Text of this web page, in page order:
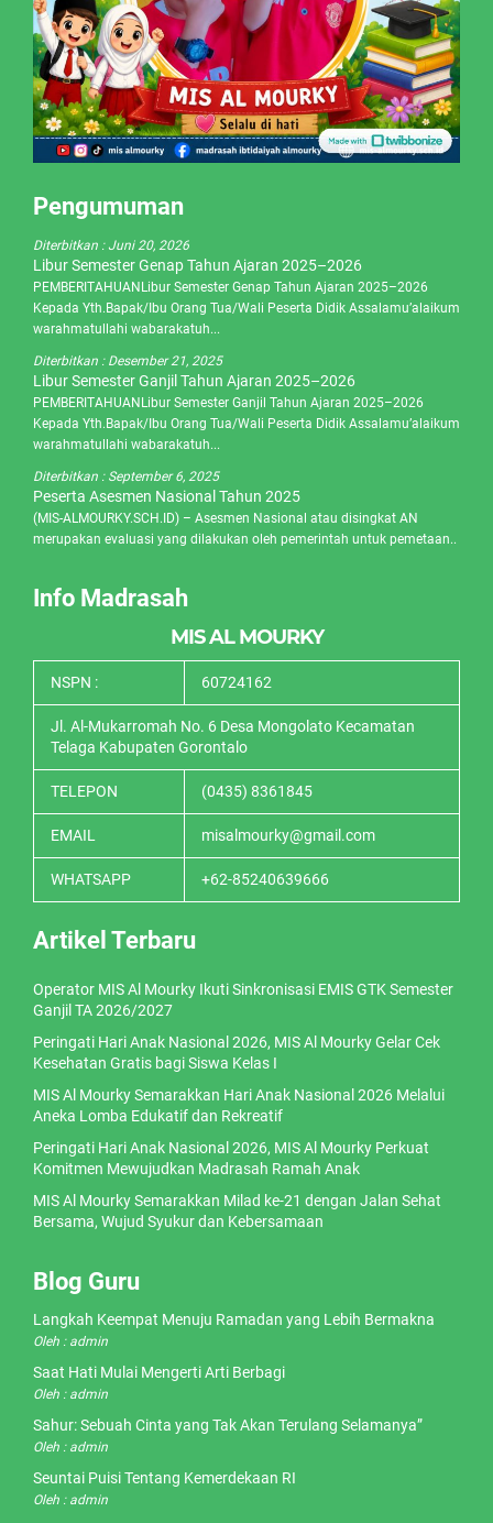
Pengumuman
Diterbitkan :Juni 20, 2026
Libur Semester Genap Tahun Ajaran 2025–2026
PEMBERITAHUANLibur Semester Genap Tahun Ajaran 2025–2026
Kepada Yth.Bapak/Ibu Orang Tua/Wali Peserta Didik Assalamu’alaikum
warahmatullahi wabarakatuh...
Diterbitkan : Desember 21, 2025
Libur Semester Ganjil Tahun Ajaran 2025–2026
PEMBERITAHUANLibur Semester Ganjil Tahun Ajaran 2025–2026
Kepada Yth.Bapak/Ibu Orang Tua/Wali Peserta Didik Assalamu’alaikum
warahmatullahi wabarakatuh...
Diterbitkan : September 6, 2025
Peserta Asesmen Nasional Tahun 2025
(MIS-ALMOURKY.SCH.ID) – Asesmen Nasional atau disingkat AN
merupakan evaluasi yang dilakukan oleh pemerintah untuk pemetaan..
Info Madrasah
MIS AL MOURKY
NSPN : 60724162
Jl. Al-Mukarromah No. 6 Desa Mongolato Kecamatan
Telaga Kabupaten Gorontalo
TELEPON (0435) 8361845
EMAIL misalmourky@gmail.com
WHATSAPP +62-85240639666
Artikel Terbaru
Operator MIS Al Mourky Ikuti Sinkronisasi EMIS GTK Semester
Ganjil TA 2026/2027
Peringati Hari Anak Nasional 2026, MIS Al Mourky Gelar Cek
Kesehatan Gratis bagi Siswa Kelas I
MIS Al Mourky Semarakkan Hari Anak Nasional 2026 Melalui
Aneka Lomba Edukatif dan Rekreatif
Peringati Hari Anak Nasional 2026, MIS Al Mourky Perkuat
Komitmen Mewujudkan Madrasah Ramah Anak
MIS Al Mourky Semarakkan Milad ke-21 dengan Jalan Sehat
Bersama, Wujud Syukur dan Kebersamaan
Blog Guru
Langkah Keempat Menuju Ramadan yang Lebih Bermakna
Oleh : admin
Saat Hati Mulai Mengerti Arti Berbagi
Oleh : admin
Sahur: Sebuah Cinta yang Tak Akan Terulang Selamanya”
Oleh : admin
Seuntai Puisi Tentang Kemerdekaan RI
Oleh : admin